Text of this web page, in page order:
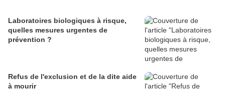
Laboratoires biologiques à risque,
quelles mesures urgentes de
prévention ?
Refus de l'exclusion et de la dite aide
à mourir